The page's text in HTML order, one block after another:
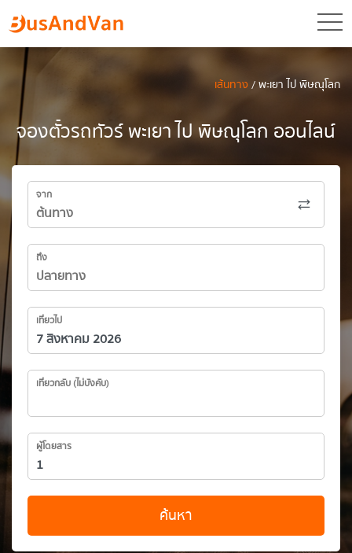
เส้นทาง/ พะเยา ไป พิษณุโลก
จองตั๋วรถทัวร์ พะเยา ไป พิษณุโลก ออนไลน์
จาก
ถึง
เที่ยวไป
เที่ยวกลับ (ไม่บังคับ)
ผู้โดยสาร
ค้นหา